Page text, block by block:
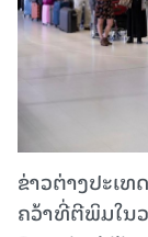
ຂ່າວຕ່າງປະເ
ຄວ້າທີ່ຕີພິມໃນ